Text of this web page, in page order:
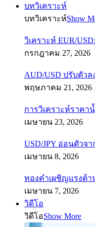
บทวิเคราะห์
บทวิเคราะห์Show
วิเคราะห์ EUR/
กรกฎาคม 27, 2026
AUD/USD ปรับตัว
พฤษภาคม 21, 2026
การวิเคราะห์ราค
เมษายน 23, 2026
USD/JPY อ่อนตัวจ
เมษายน 8, 2026
ทองคำเผชิญแรงต้า
เมษายน 7, 2026
วิดีโอ
วิดีโอShow More